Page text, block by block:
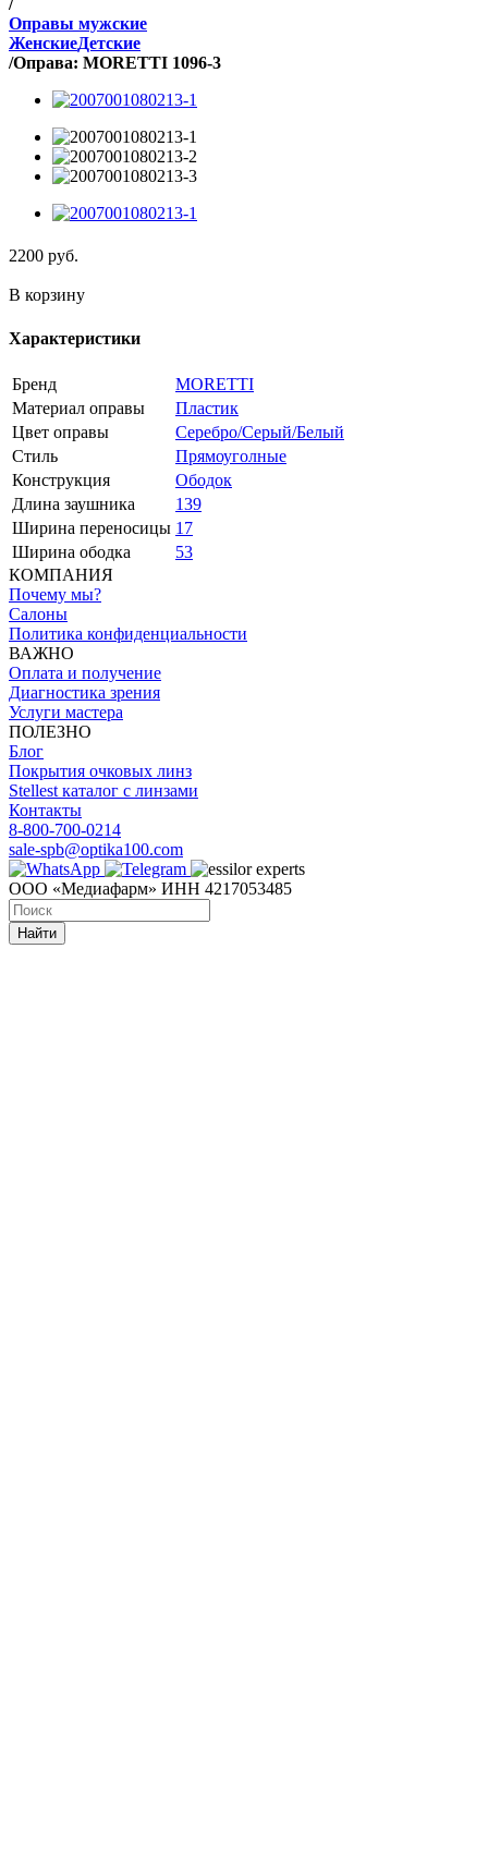
/
Оправы мужские
ЖенскиеДетские
/Оправа: MORETTI 1096-3
2200 руб.
В корзину
Характеристики
Бренд
MORETTI
Материал оправы
Пластик
Цвет оправы
Серебро/Серый/Белый
Стиль
Прямоуголные
Конструкция
Ободок
Длина заушника
139
Ширина переносицы 17
Ширина ободка
53
КОМПАНИЯ
Почему мы?
Салоны
Политика конфиденциальности
ВАЖНО
Оплата и получение
Диагностика зрения
Услуги мастера
ПОЛЕЗНО
Блог
Покрытия очковых линз
Stellest каталог с линзами
Контакты
8-800-700-0214
sale-spb@optika100.com
ООО «Медиафарм» ИНН 4217053485
Найти